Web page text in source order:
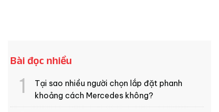
Bài đọc nhiều
Tại sao nhiều người chọn lắp đặt phanh
khoảng cách Mercedes không?